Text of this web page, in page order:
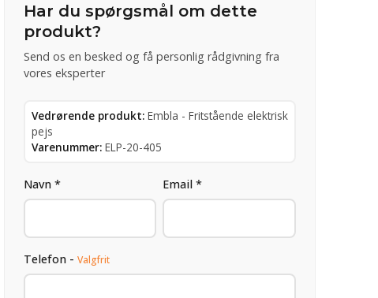
Har du spørgsmål om dette
produkt?
Send os en besked og få personlig rådgivning fra
vores eksperter
Vedrørende produkt: Embla - Fritstående elektrisk
pejs
Varenummer: ELP-20-405
Navn * Email *
Telefon - Valgfrit